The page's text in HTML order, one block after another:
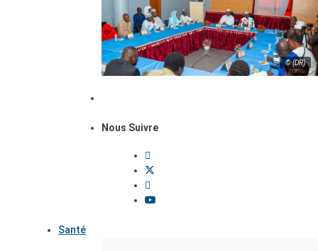
© (DR)
Nous Suivre
Santé